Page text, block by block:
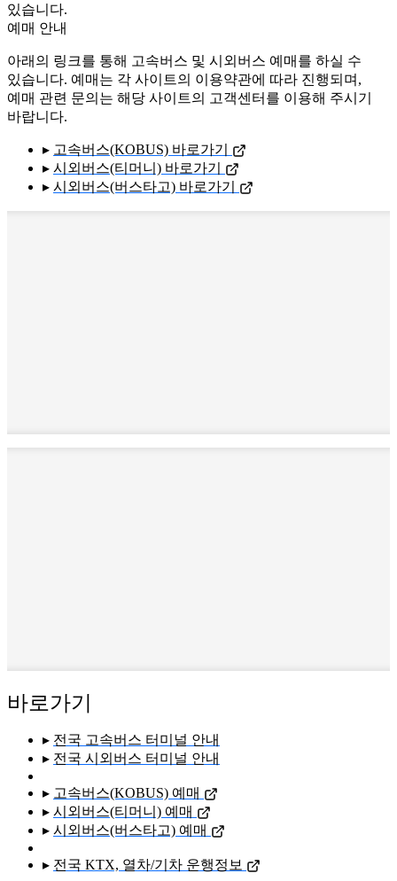
있습니다.
예매 안내
아래의 링크를 통해 고속버스 및 시외버스 예매를 하실 수
있습니다. 예매는 각 사이트의 이용약관에 따라 진행되며,
예매 관련 문의는 해당 사이트의 고객센터를 이용해 주시기
바랍니다.
▸ 고속버스(KOBUS) 바로가기
▸ 시외버스(티머니) 바로가기
▸ 시외버스(버스타고) 바로가기
바로가기
▸ 전국 고속버스 터미널 안내
▸ 전국 시외버스 터미널 안내
▸ 고속버스(KOBUS) 예매
▸ 시외버스(티머니) 예매
▸ 시외버스(버스타고) 예매
▸ 전국 KTX, 열차/기차 운행정보